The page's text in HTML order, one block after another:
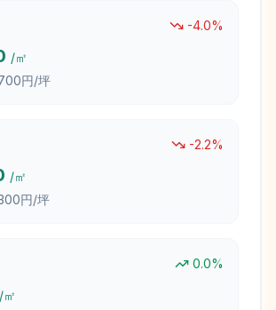
-4.0%
/㎡
円/坪
-2.2%
/㎡
円/坪
0.0%
/㎡